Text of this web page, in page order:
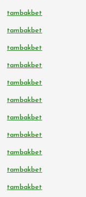
tambakbet
tambakbet
tambakbet
tambakbet
tambakbet
tambakbet
tambakbet
tambakbet
tambakbet
tambakbet
tambakbet